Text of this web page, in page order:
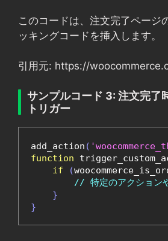
このコードは、注文完了ページ
ッキングコードを挿入します。
引用元: https://
サンプルコード 3: 注文完了
トリガー
add_action (
function
if
(
// 特定のアクション
}
}